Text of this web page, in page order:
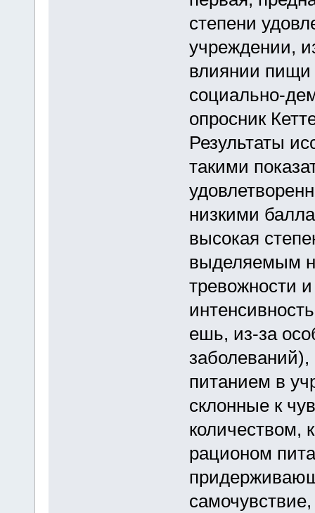
степени
учреждении,
влиянии пищи
социально-
опросник
Результаты
такими
низкими
высокая
выделяемым
тревожности
ешь, из-за
заболеваний),
питанием в
склонные к
количеством,
рационом